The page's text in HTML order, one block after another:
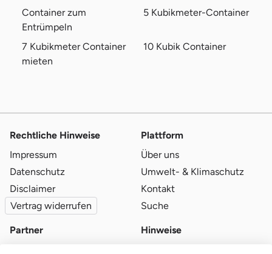
Container zum
Entrümpeln
5 Kubikmeter-Container
7 Kubikmeter Container
mieten
10 Kubik Container
Rechtliche Hinweise
Impressum
Datenschutz
Disclaimer
Vertrag widerrufen
Plattform
Über uns
Umwelt- & Klimaschutz
Kontakt
Suche
Partner
Hinweise